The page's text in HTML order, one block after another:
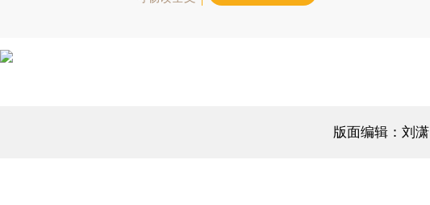
版面编辑：刘潇